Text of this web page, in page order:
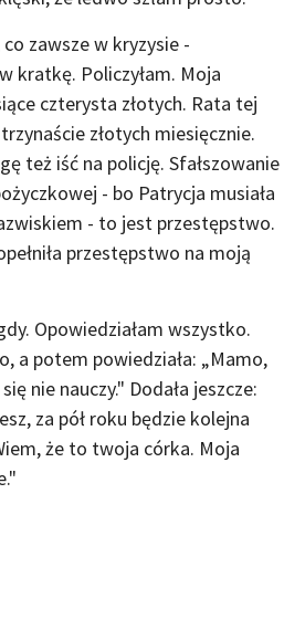
zawsze w kryzysie -
kratkę. Policzyłam. Moja
czterysta złotych. Rata tej
złotych miesięcznie.
też iść na policję. Sfałszowanie
- bo Patrycja musiała
- to jest przestępstwo.
przestępstwo na moją
Opowiedziałam wszystko.
a potem powiedziała: „Mamo,
nie nauczy." Dodała jeszcze:
za pół roku będzie kolejna
że to twoja córka. Moja